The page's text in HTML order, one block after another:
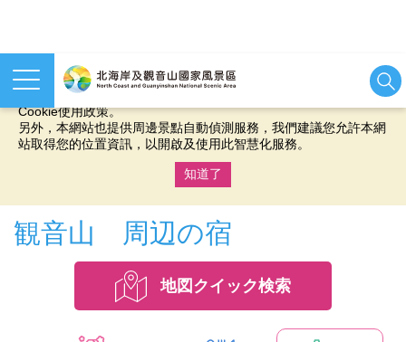
本網站使用cookies等相關技術以持續優化網站服務，並有助於為
您提供更佳的體驗，當您繼續使用本網站即表示您同意我們的
Cookie使用政策。
另外，本網站也提供周邊景點自動偵測服務，我們建議您允許本網
站取得您的位置資訊，以開啟及使用此智慧化服務。
知道了
観音山 周辺の宿
地図クイック検索